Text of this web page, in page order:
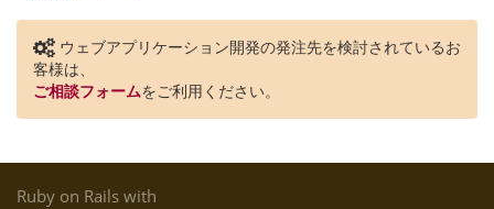
ウェブアプリケーション開発の発注先を検討されているお
客様は、
ご相談フォームをご利用ください。
Ruby on Rails with